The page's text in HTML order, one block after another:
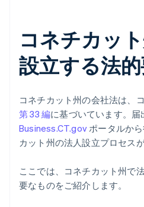
コネチカッ
設立する法
コネチカット州の会社法は、
第 33 編に基づいています。届
Business.CT.govポータルか
カット州の法人設立プロセス
ここでは、コネチカット州で
要なものをご紹介します。